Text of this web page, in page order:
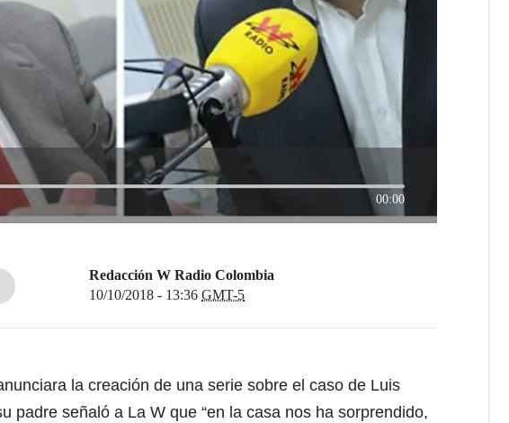
00:00
Redacción W Radio Colombia
10/10/2018 - 13:36 GMT-5
la creación de una serie sobre el caso de Luis
padre señaló a La W que “en la casa nos ha sorprendido,